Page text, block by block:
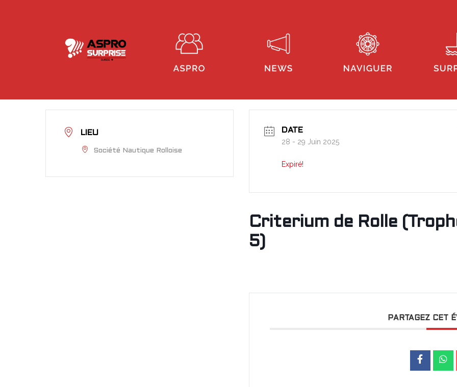
LIEU
Société Nautique Rolloise
DATE
28 - 29 Juin 2025
Expiré!
Criterium de Rolle
5)
PARTAGEZ CET